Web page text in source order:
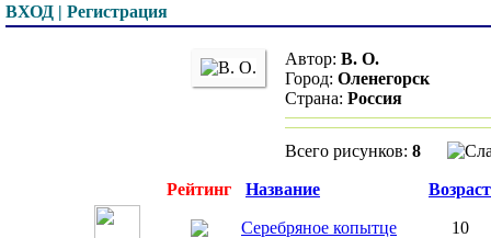
ВХОД | Регистрация
Автор:В. О.
Город:Оленегорск
Страна:Россия
Всего рисунков:8
Рейтинг Название Возраст
Серебряное копытце 10